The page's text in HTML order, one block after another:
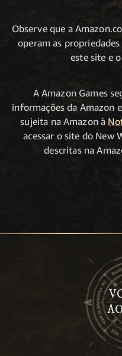
Observe que a
operam as
este site e
A Amazon Games
informações da Amazon
sujeita na Amazon à
acessar o site do New
descritas na